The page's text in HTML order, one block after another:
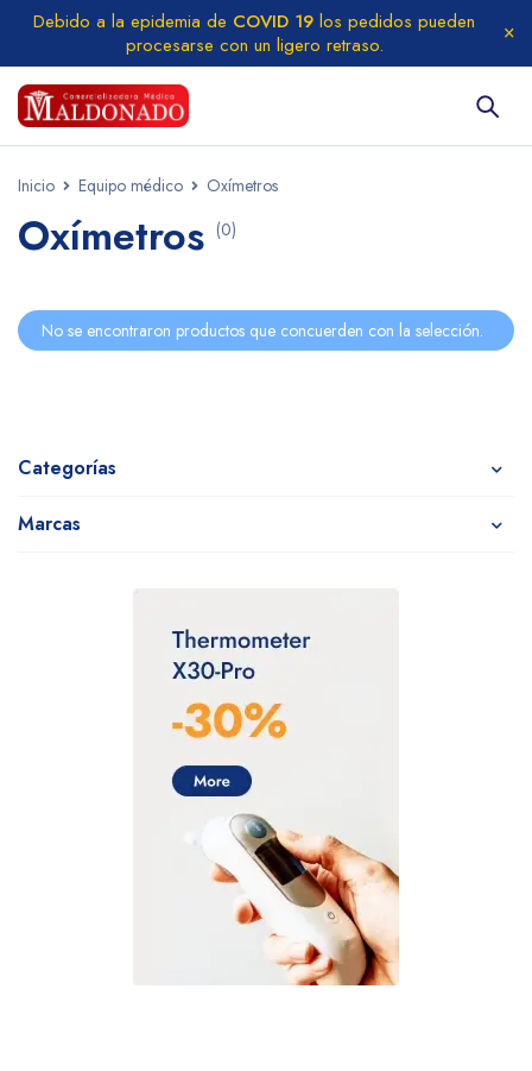
Debido a la epidemia de COVID 19 los pedidos pueden
procesarse con un ligero retraso.
Inicio Equipo médico Oxímetros
Oxímetros (0)
Categorías
Marcas
No se encontraron productos que concuerden con la selección.